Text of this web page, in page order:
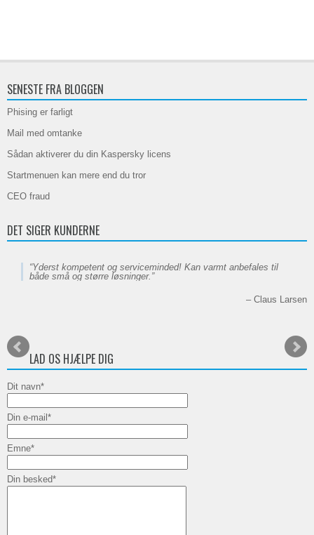
SENESTE FRA BLOGGEN
Phising er farligt
Mail med omtanke
Sådan aktiverer du din Kaspersky licens
Startmenuen kan mere end du tror
CEO fraud
DET SIGER KUNDERNE
Yderst kompetent og serviceminded! Kan varmt anbefales til
både små og større løsninger.
Claus Larsen
LAD OS HJÆLPE DIG
Dit navn*
Din e-mail *
Emne*
Din besked*